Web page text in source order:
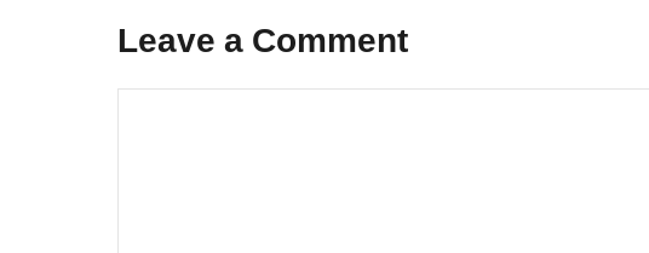
Leave a Comment
Comment